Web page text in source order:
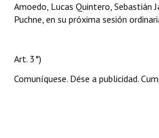
Amoedo, Lucas Quintero, Sebastián
Puchne, en su próxima sesión
Art. 3°)
Comuníquese. Dése a publicidad.